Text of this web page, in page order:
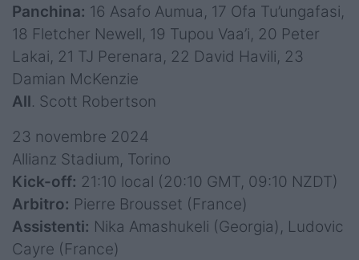
Panchina: 16 Asafo Aumua, 17 Ofa Tu’ungafasi,
18 Fletcher Newell, 19 Tupou Vaa’i, 20 Peter
Lakai, 21 TJ Perenara, 22 David Havili, 23
Damian McKenzie
All. Scott Robertson
23 novembre 2024
Allianz Stadium, Torino
Kick-off: 21:10 local (20:10 GMT, 09:10 NZDT)
Arbitro: Pierre Brousset (France)
Assistenti: Nika Amashukeli (Georgia), Ludovic
Cayre (France)